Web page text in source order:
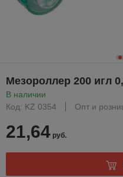
Мезороллер 200 игл
В наличии
Код: KZ 0354
Опт и
21,64 руб.